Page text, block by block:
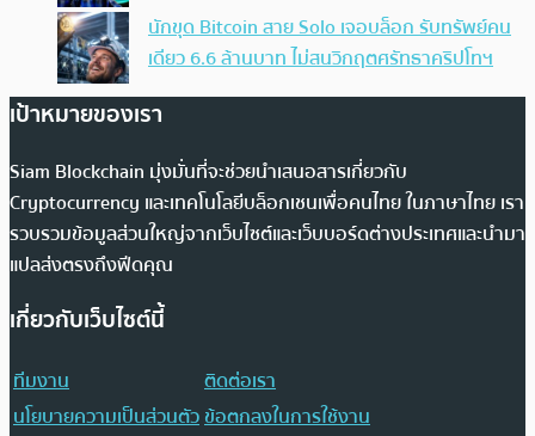
นักขุด Bitcoin สาย Solo เจอบล็อก รับทรัพย์คน
เดียว 6.6 ล้านบาท ไม่สนวิกฤตศรัทธาคริปโทฯ
เป้าหมายของเรา
Siam Blockchain มุ่งมั่นที่จะช่วยนำเสนอสารเกี่ยวกับ
Cryptocurrency และเทคโนโลยีบล็อกเชนเพื่อคนไทย ในภาษาไทย เรา
รวบรวมข้อมูลส่วนใหญ่จากเว็บไซต์และเว็บบอร์ดต่างประเทศและนำมา
แปลส่งตรงถึงฟีดคุณ
เกี่ยวกับเว็บไซต์นี้
ทีมงาน
ติดต่อเรา
นโยบายความเป็นส่วนตัวข้อตกลงในการใช้งาน